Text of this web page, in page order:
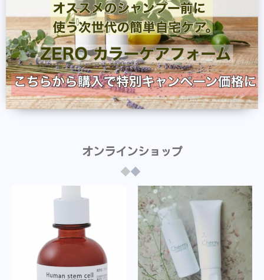
オンラインショップ